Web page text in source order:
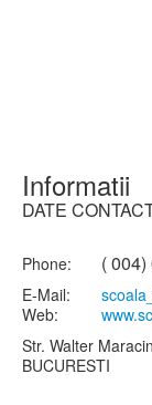
Informatii
DATE
Phone: (
E-Mail:
Web:
Str. Walter
BUCURESTI